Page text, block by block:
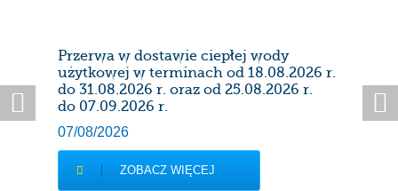
Przerwa w dostawie ciepłej wody
użytkowej w terminach od 18.08.2026 r.
do 31.08.2026 r. oraz od 25.08.2026 r.
do 07.09.2026 r.
07/08/2026
ZOBACZ WIĘCEJ